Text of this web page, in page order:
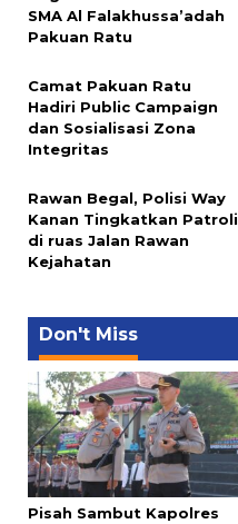
SMA Al Falakhussa’adah
Pakuan Ratu
Camat Pakuan Ratu
Hadiri Public Campaign
dan Sosialisasi Zona
Integritas
Rawan Begal, Polisi Way
Kanan Tingkatkan Patroli
di ruas Jalan Rawan
Kejahatan
Don't Miss
Pisah Sambut Kapolres